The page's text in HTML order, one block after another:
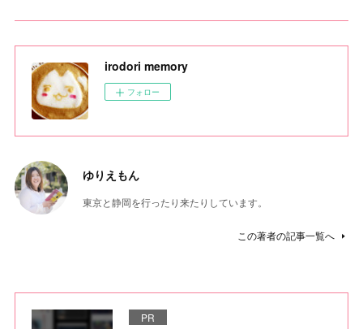
irodori memory
フォロー
ゆりえもん
東京と静岡を行ったり来たりしています。
この著者の記事一覧へ
PR